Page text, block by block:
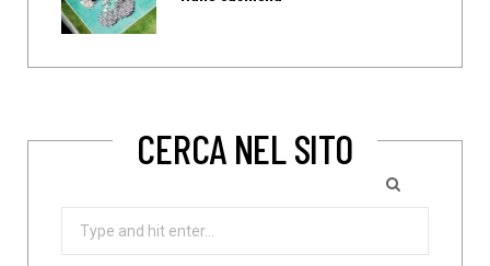
CERCA NEL SITO
Search